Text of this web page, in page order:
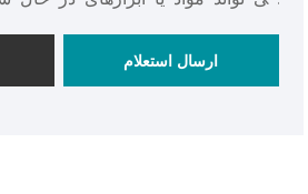
ارسال استعلام